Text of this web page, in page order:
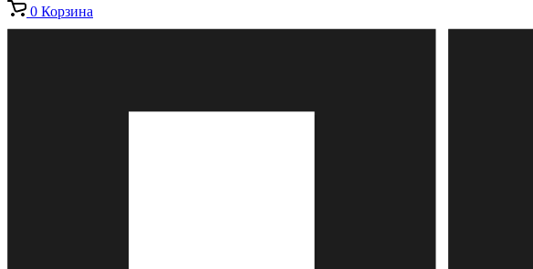
0 Корзина